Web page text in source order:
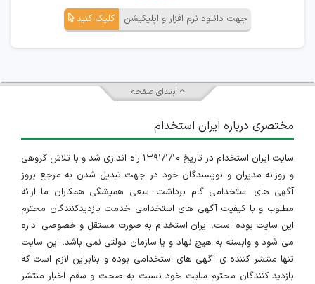
جهت دانلود نرم افزار و اپلیکیشن کلیک کنید
ابتدای صفحه
مختصری درباره ایران استخدام
سایت ایران استخدام در تاریخ ۱۳۹۱/۱/۱۰ راه اندازی شد و با تلاش گروهی
و روزانه مدیران و نویسندگان خود در جهت تبدیل شدن به مرجع بروز
آگهی های استخدامی گام برداشت. سعی همیشگی همکاران ما ارائه
مطلوب و با کیفیت آگهی های استخدامی خدمت بازدیدکنندگان محترم
این سایت بوده است. ایران استخدام به صورت مستقل و خصوصی اداره
می شود و وابسته به هیچ نهاد و یا سازمان دولتی نمی باشد، این سایت
تنها منتشر کننده ی آگهی های استخدامی بوده و بنابراین لازم است که
بازدید کنندگان محترم سایت خود نسبت به صحت و سقم اخبار منتشر